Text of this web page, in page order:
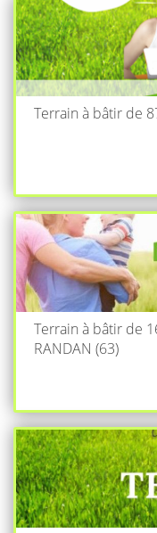
Terrain à bâtir de
Terrain à bâtir de
RANDAN (63)